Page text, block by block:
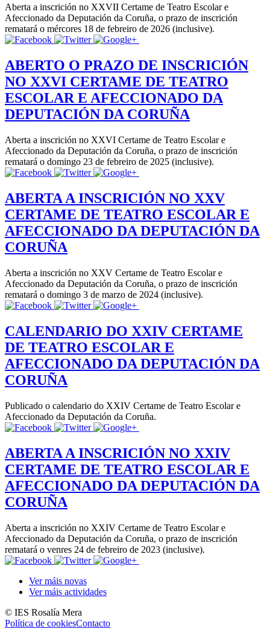
Aberta a inscrición no XXVII Certame de Teatro Escolar e
Afeccionado da Deputación da Coruña, o prazo de inscrición
rematará o mércores 18 de febreiro de 2026 (inclusive).
ABERTO O PRAZO DE INSCRICIÓN
NO XXVI CERTAME DE TEATRO
ESCOLAR E AFECCIONADO DA
DEPUTACIÓN DA CORUÑA
Aberta a inscrición no XXVI Certame de Teatro Escolar e
Afeccionado da Deputación da Coruña, o prazo de inscrición
rematará o domingo 23 de febreiro de 2025 (inclusive).
ABERTA A INSCRICIÓN NO XXV
CERTAME DE TEATRO ESCOLAR E
AFECCIONADO DA DEPUTACIÓN DA
CORUÑA
Aberta a inscrición no XXV Certame de Teatro Escolar e
Afeccionado da Deputación da Coruña, o prazo de inscrición
rematará o domingo 3 de marzo de 2024 (inclusive).
CALENDARIO DO XXIV CERTAME
DE TEATRO ESCOLAR E
AFECCIONADO DA DEPUTACIÓN DA
CORUÑA
Publicado o calendario do XXIV Certame de Teatro Escolar e
Afeccionado da Deputación da Coruña.
ABERTA A INSCRICIÓN NO XXIV
CERTAME DE TEATRO ESCOLAR E
AFECCIONADO DA DEPUTACIÓN DA
CORUÑA
Aberta a inscrición no XXIV Certame de Teatro Escolar e
Afeccionado da Deputación da Coruña, o prazo de inscrición
rematará o venres 24 de febreiro de 2023 (inclusive).
Ver máis novas
Ver máis actividades
© IES Rosalía Mera
Política de cookiesContacto